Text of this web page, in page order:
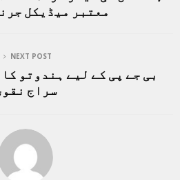
معتبر میڈیکل
NEXT POST
بی جے پی کے لیے ہندوتو
سراج